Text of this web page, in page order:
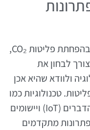
הטכנולוגיה משחקת תפקיד מפתח בהפחתת פליטות CO₂,
לבחון את
ולוודא שהיא אכן
טכנולוגיות כמו
ניתוח נתונים גדולים, אינטרנט של הדברים (IoT) ויישומים
מתקדמים